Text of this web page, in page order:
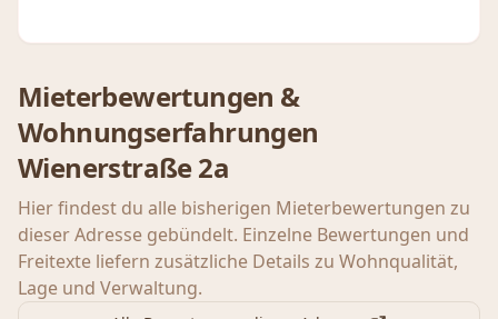
Mieterbewertungen &
Wohnungserfahrungen
Wienerstraße 2a
Hier findest du alle bisherigen Mieterbewertungen zu
dieser Adresse gebündelt. Einzelne Bewertungen und
Freitexte liefern zusätzliche Details zu Wohnqualität,
Lage und Verwaltung.